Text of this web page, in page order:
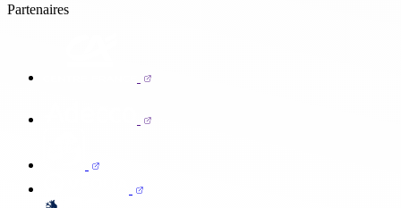
Partenaires